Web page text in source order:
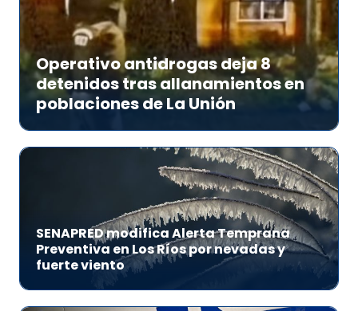
Operativo antidrogas deja 8
detenidos tras allanamientos en
poblaciones de La Unión
SENAPRED modifica Alerta Temprana
Preventiva en Los Ríos por nevadas y
fuerte viento